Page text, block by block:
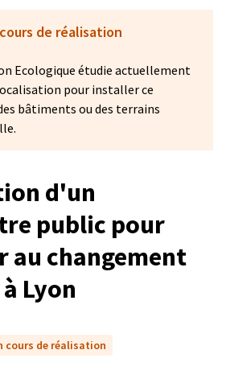
de réalisation
Ecologique étudie actuellement
pour installer ce
bâtiments ou des terrains
d'un
public pour
au changement
Lyon
cours de réalisation